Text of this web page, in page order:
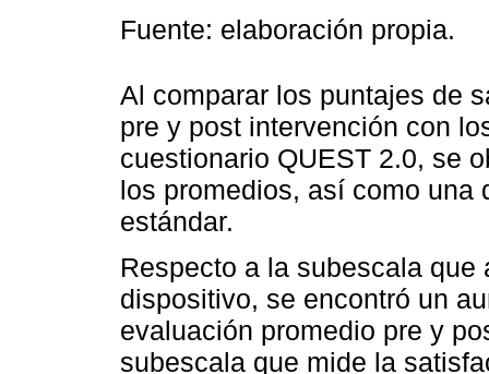
Fuente: elaboración propia.
Al comparar los puntajes de
pre y post intervención con
cuestionario QUEST 2.0, se
los promedios, así como una
estándar.
Respecto a la subescala
dispositivo, se encontró un
evaluación promedio pre y
subescala que mide la